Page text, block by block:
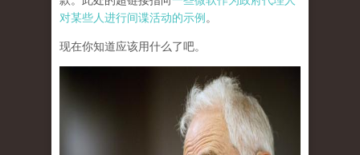
对某些人进行间谍活动的示例 。
现在你知道应该用什么了吧。